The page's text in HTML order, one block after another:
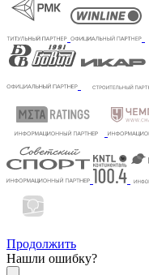
Продолжить
Нашли ошибку?